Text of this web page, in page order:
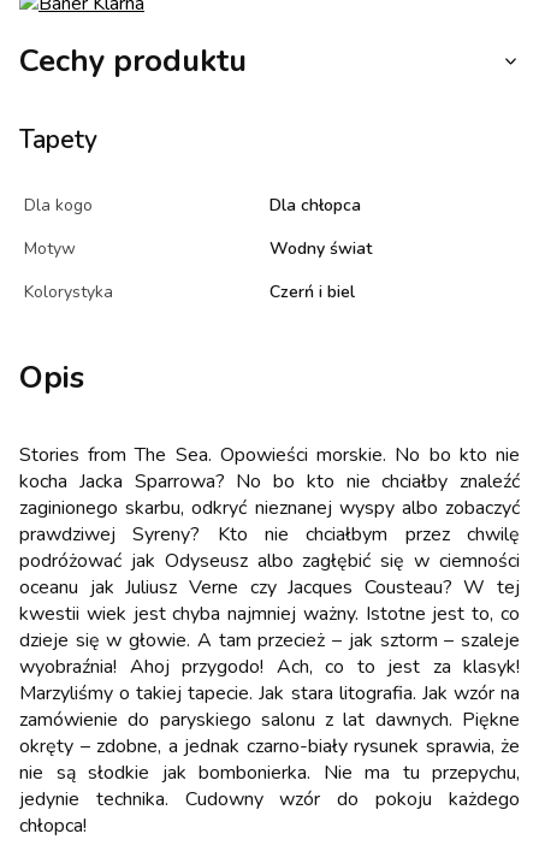
Cechy produktu
Tapety
Dla kogo
Dla chłopca
Motyw
Wodny świat
Kolorystyka
Czerń i biel
Opis
Stories from The Sea. Opowieści morskie. No bo kto nie
kocha Jacka Sparrowa? No bo kto nie chciałby znaleźć
zaginionego skarbu, odkryć nieznanej wyspy albo zobaczyć
prawdziwej Syreny? Kto nie chciałbym przez chwilę
podróżować jak Odyseusz albo zagłębić się w ciemności
oceanu jak Juliusz Verne czy Jacques Cousteau? W tej
kwestii wiek jest chyba najmniej ważny. Istotne jest to, co
dzieje się w głowie. A tam przecież – jak sztorm – szaleje
wyobraźnia! Ahoj przygodo! Ach, co to jest za klasyk!
Marzyliśmy o takiej tapecie. Jak stara litografia. Jak wzór na
zamówienie do paryskiego salonu z lat dawnych. Piękne
okręty – zdobne, a jednak czarno-biały rysunek sprawia, że
nie są słodkie jak bombonierka. Nie ma tu przepychu,
jedynie technika. Cudowny wzór do pokoju każdego
chłopca!